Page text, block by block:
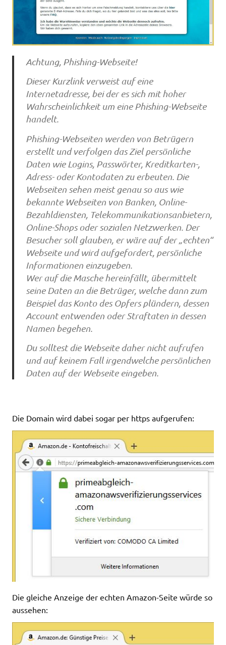
Achtung, Phishing-Webseite!
Dieser Kurzlink verweist auf eine
Internetadresse, bei der es sich mit hoher
Wahrscheinlichkeit um eine Phishing-Webseite
handelt.
Phishing-Webseiten werden von Betrügern
erstellt und verfolgen das Ziel persönliche
Daten wie Logins, Passwörter, Kreditkarten-,
Adress- oder Kontodaten zu erbeuten. Die
Webseiten sehen meist genau so aus wie
bekannte Webseiten von Banken, Online-
Bezahldiensten, Telekommunikationsanbietern,
Online-Shops oder sozialen Netzwerken. Der
Besucher soll glauben, er wäre auf der „echten“
Webseite und wird aufgefordert, persönliche
Informationen einzugeben.
Wer auf die Masche hereinfällt, übermittelt
seine Daten an die Betrüger, welche dann zum
Beispiel das Konto des Opfers plündern, dessen
Account entwenden oder Straftaten in dessen
Namen begehen.
Du solltest die Webseite daher nicht aufrufen
und auf keinem Fall irgendwelche persönlichen
Daten auf der Webseite eingeben.
Die Domain wird dabei sogar per https aufgerufen:
Die gleiche Anzeige der echten Amazon-Seite würde so
aussehen: